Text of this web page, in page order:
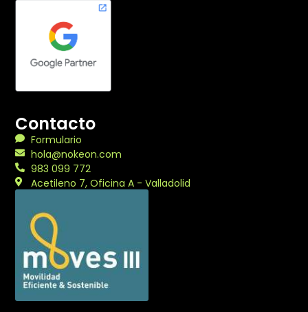
Contacto
Formulario
hola@nokeon.com
983 099 772
Acetileno 7, Oficina A - Valladolid